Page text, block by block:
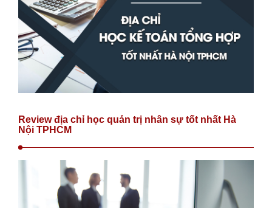
Review địa chỉ học quản trị nhân sự tốt nhất Hà
Nội TPHCM